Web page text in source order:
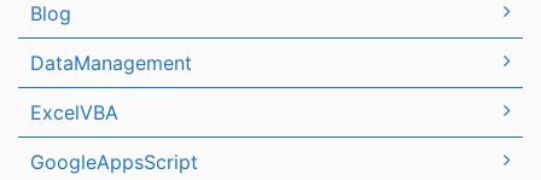
Blog
DataManagement
ExcelVBA
GoogleAppsScript